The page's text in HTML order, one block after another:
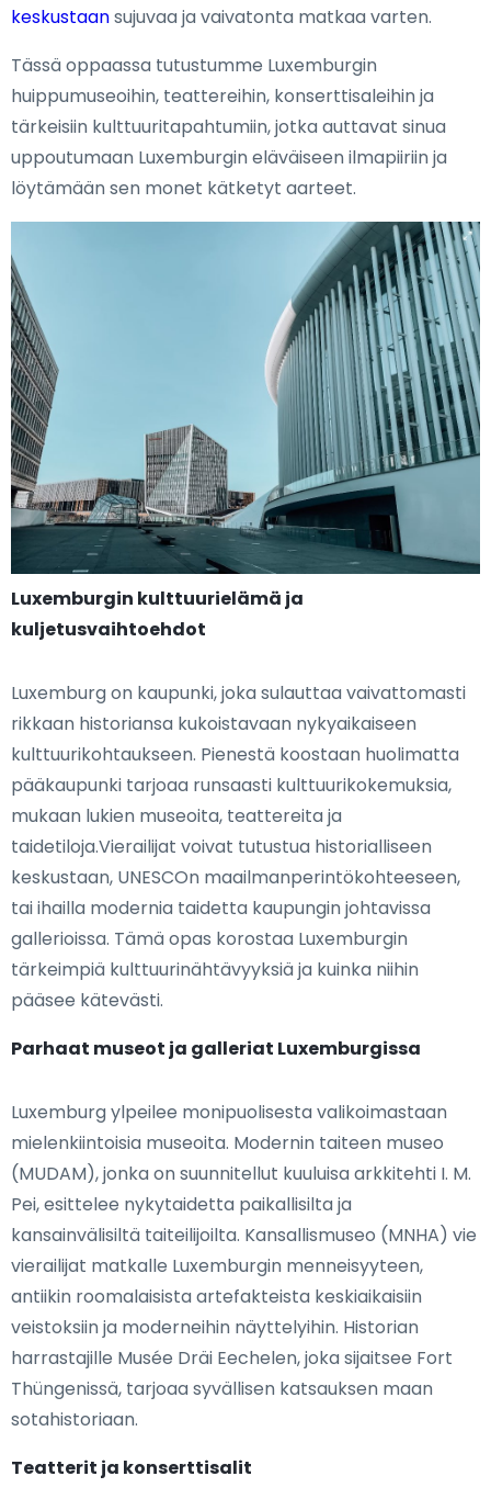
keskustaansujuvaa ja vaivatonta matkaa varten.
Tässä oppaassa tutustumme Luxemburgin
huippumuseoihin, teattereihin, konserttisaleihin ja
tärkeisiin kulttuuritapahtumiin, jotka auttavat sinua
uppoutumaan Luxemburgin eläväiseen ilmapiiriin ja
löytämään sen monet kätketyt aarteet.
Luxemburgin kulttuurielämä ja
kuljetusvaihtoehdot
Luxemburg on kaupunki, joka sulauttaa vaivattomasti
rikkaan historiansa kukoistavaan nykyaikaiseen
kulttuurikohtaukseen. Pienestä koostaan huolimatta
pääkaupunki tarjoaa runsaasti kulttuurikokemuksia,
mukaan lukien museoita, teattereita ja
taidetiloja.Vierailijat voivat tutustua historialliseen
keskustaan, UNESCOn maailmanperintökohteeseen,
tai ihailla modernia taidetta kaupungin johtavissa
gallerioissa. Tämä opas korostaa Luxemburgin
tärkeimpiä kulttuurinähtävyyksiä ja kuinka niihin
pääsee kätevästi.
Parhaat museot ja galleriat Luxemburgissa
Luxemburg ylpeilee monipuolisesta valikoimastaan
mielenkiintoisia museoita. Modernin taiteen museo
(MUDAM), jonka on suunnitellut kuuluisa arkkitehti I. M.
Pei, esittelee nykytaidetta paikallisilta ja
kansainvälisiltä taiteilijoilta. Kansallismuseo (MNHA) vie
vierailijat matkalle Luxemburgin menneisyyteen,
antiikin roomalaisista artefakteista keskiaikaisiin
veistoksiin ja moderneihin näyttelyihin. Historian
harrastajille Musée Dräi Eechelen, joka sijaitsee Fort
Thüngenissä, tarjoaa syvällisen katsauksen maan
sotahistoriaan.
Teatterit ja konserttisalit